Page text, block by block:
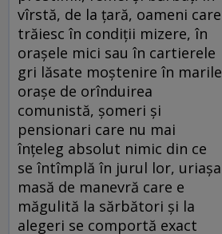
vîrstă, de la ţară, oameni care
trăiesc în condiţii mizere, în
oraşele mici sau în cartierele
gri lăsate moştenire în marile
oraşe de orînduirea
comunistă, şomeri şi
pensionari care nu mai
înţeleg absolut nimic din ce
se întîmplă în jurul lor, uriaşa
masă de manevră care e
măgulită la sărbători şi la
alegeri se comportă exact